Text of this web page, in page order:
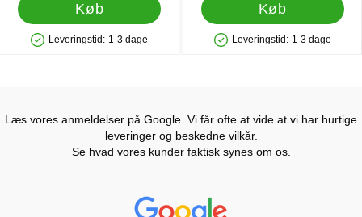
Køb
Produkttilgængelighed: På lager
Leveringstid: 1-3 dage
Køb
Produkttilgængelighed: På lager
Leveringstid: 1-3 dage
Læs vores anmeldelser på Google. Vi får ofte at vide at vi har hurtige
leveringer og beskedne vilkår.
Se hvad vores kunder faktisk synes om os.
Prisjakt Anmeldelser: 4.7 Stjerne